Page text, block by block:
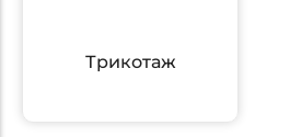
Трикотаж